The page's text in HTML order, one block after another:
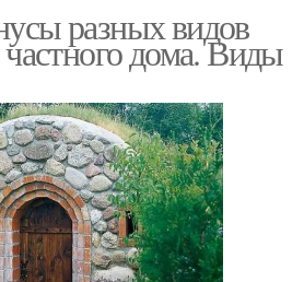
разных видов
дома. Виды